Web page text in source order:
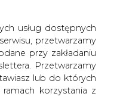
usług dostępnych
przetwarzamy
przy zakładaniu
Przetwarzamy
lub do których
korzystania z
Dostawy ropy do
możliwości